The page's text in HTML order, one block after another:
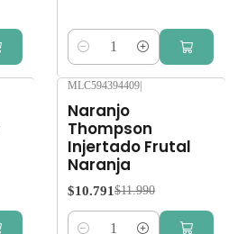
Cantidad
MLC594394409
Naranjo
Thompson
Injertado Frutal
Naranja
$10.791 $11.990